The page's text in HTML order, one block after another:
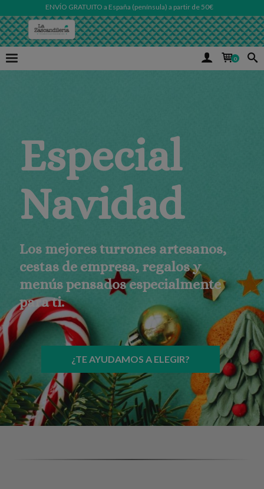
ENVÍO GRATUITO a España (península) a partir de 50€
0
Especial
Navidad
Los mejores turrones artesanos,
cestas de empresa, regalos y
menús pensados especialmente
para ti.
¿TE AYUDAMOS A ELEGIR?